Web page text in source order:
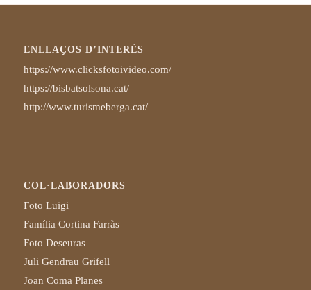
ENLLAÇOS D’INTERÈS
https://www.clicksfotoivideo.com/
https://bisbatsolsona.cat/
http://www.turismeberga.cat/
COL·LABORADORS
Foto Luigi
Família Cortina Farràs
Foto Deseuras
Juli Gendrau Grifell
Joan Coma Planes